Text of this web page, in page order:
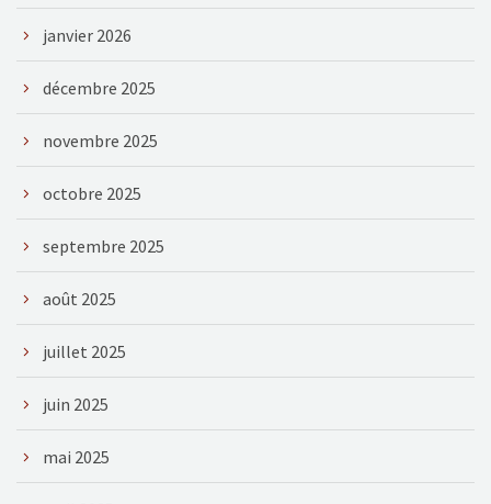
janvier 2026
décembre 2025
novembre 2025
octobre 2025
septembre 2025
août 2025
juillet 2025
juin 2025
mai 2025